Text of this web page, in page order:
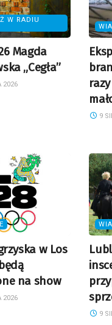
W RADIU
Magda
„Cegła”
2026
9
w Los
na show
2026
9